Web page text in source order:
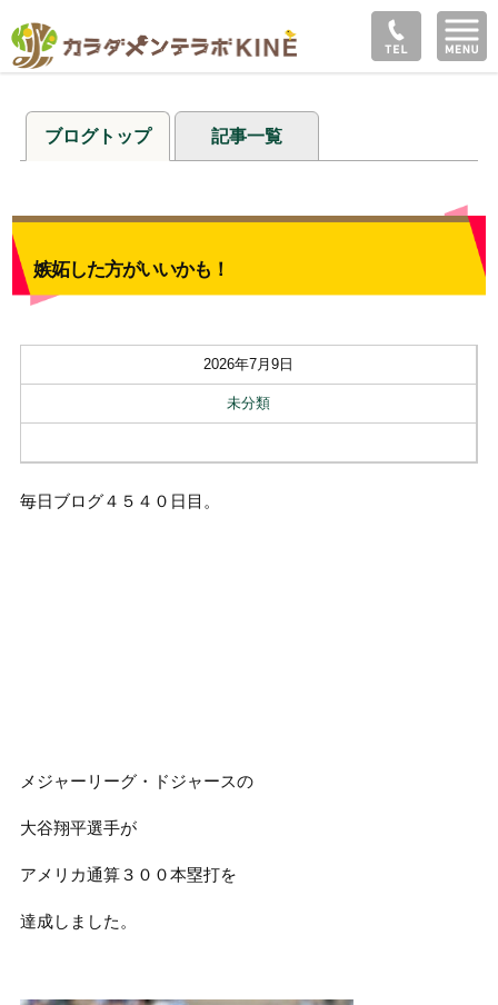
ブログトップ 記事一覧
嫉妬した方がいいかも！
2026年7月9日
未分類
毎日ブログ４５４０日目。
メジャーリーグ・ドジャースの
大谷翔平選手が
アメリカ通算３００本塁打を
達成しました。